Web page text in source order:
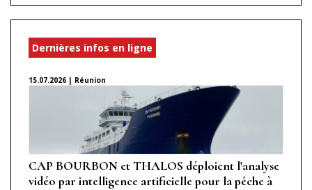
Dernières infos en ligne
15.07.2026 | Réunion
CAP BOURBON et THALOS déploient l'analyse
vidéo par intelligence artificielle pour la pêche à